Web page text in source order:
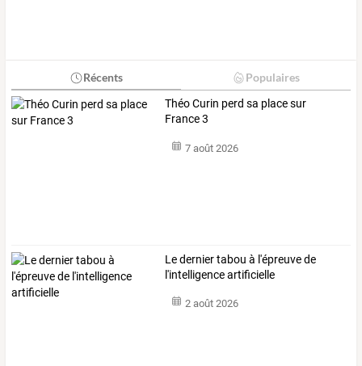
Récents Populaires
Théo Curin perd sa place sur
France 3
7 août 2026
Le dernier tabou à l'épreuve de
l'intelligence artificielle
2 août 2026